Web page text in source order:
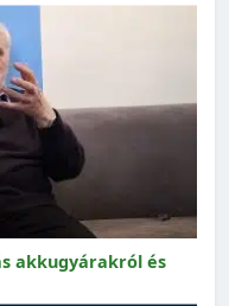
akkugyárakról és